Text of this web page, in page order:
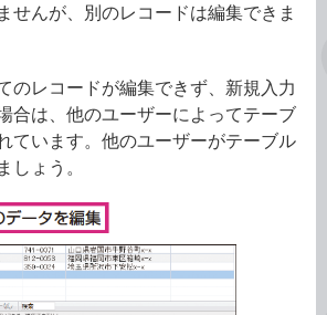
せんが、別のレコードは編集できま
のレコードが編集できず、新規入力
合は、他のユーザーによってテーブ
ています。他のユーザーがテーブル
しょう。